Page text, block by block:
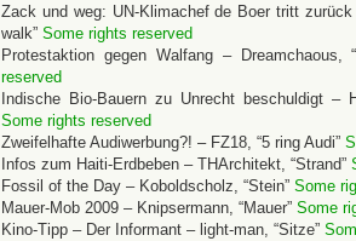
Zack und weg: UN-Klimachef de Boer tritt zurück
walk” Some rights reserved
Protestaktion gegen Walfang – Dreamchaous,
reserved
Indische Bio-Bauern zu Unrecht beschuldigt –
Some rights reserved
Zweifelhafte Audiwerbung?! – FZ18, “5 ring Audi”
Infos zum Haiti-Erdbeben – THArchitekt, “Strand”
Fossil of the Day – Koboldscholz, “Stein” Some
Mauer-Mob 2009 – Knipsermann, “Mauer” Some
Kino-Tipp – Der Informant – light-man, “Sitze”